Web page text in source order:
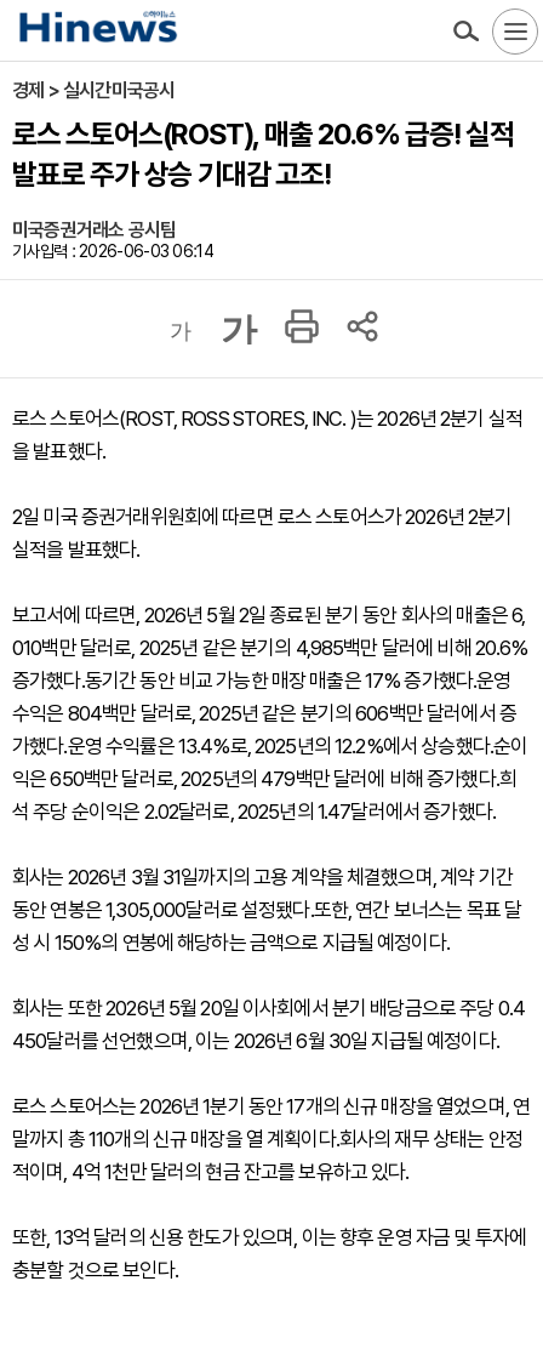
경제 > 실시간미국공시
로스 스토어스(ROST), 매출 20.6% 급증! 실적
발표로 주가 상승 기대감 고조!
미국증권거래소 공시팀
기사입력 : 2026-06-03 06:14
가 가
로스 스토어스(ROST, ROSS STORES, INC. )는 2026년 2분기 실적
을 발표했다.
2일 미국 증권거래위원회에 따르면 로스 스토어스가 2026년 2분기
실적을 발표했다.
보고서에 따르면, 2026년 5월 2일 종료된 분기 동안 회사의 매출은 6,
010백만 달러로, 2025년 같은 분기의 4,985백만 달러에 비해 20.6%
증가했다.동기간 동안 비교 가능한 매장 매출은 17% 증가했다.운영
수익은 804백만 달러로, 2025년 같은 분기의 606백만 달러에서 증
가했다.운영 수익률은 13.4%로, 2025년의 12.2%에서 상승했다.순이
익은 650백만 달러로, 2025년의 479백만 달러에 비해 증가했다.희
석 주당 순이익은 2.02달러로, 2025년의 1.47달러에서 증가했다.
회사는 2026년 3월 31일까지의 고용 계약을 체결했으며, 계약 기간
동안 연봉은 1,305,000달러로 설정됐다.또한, 연간 보너스는 목표 달
성 시 150%의 연봉에 해당하는 금액으로 지급될 예정이다.
회사는 또한 2026년 5월 20일 이사회에서 분기 배당금으로 주당 0.4
450달러를 선언했으며, 이는 2026년 6월 30일 지급될 예정이다.
로스 스토어스는 2026년 1분기 동안 17개의 신규 매장을 열었으며, 연
말까지 총 110개의 신규 매장을 열 계획이다.회사의 재무 상태는 안정
적이며, 4억 1천만 달러의 현금 잔고를 보유하고 있다.
또한, 13억 달러의 신용 한도가 있으며, 이는 향후 운영 자금 및 투자에
충분할 것으로 보인다.